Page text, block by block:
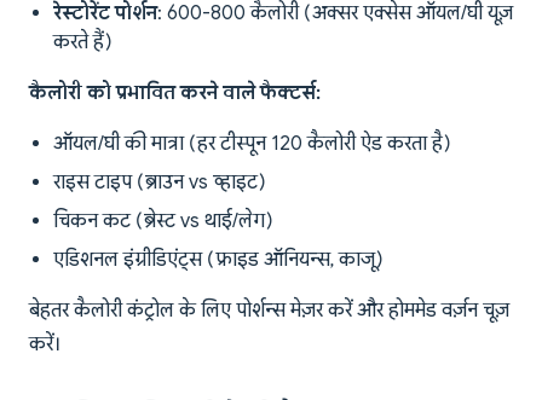
रेस्टोरेंट पोर्शन: 600-800 कैलोरी (अक्सर एक्सेस ऑयल/घी यूज़
करते हैं)
कैलोरी को प्रभावित करने वाले फैक्टर्स:
ऑयल/घी की मात्रा (हर टीस्पून 120 कैलोरी ऐड करता है)
राइस टाइप (ब्राउन vs व्हाइट)
चिकन कट (ब्रेस्ट vs थाई/लेग)
एडिशनल इंग्रीडिएंट्स (फ्राइड ऑनियन्स, काजू)
बेहतर कैलोरी कंट्रोल के लिए पोर्शन्स मेज़र करें और होममेड वर्ज़न चूज़
करें।